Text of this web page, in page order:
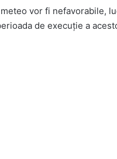
vor fi nefavorabile,
de execuție a